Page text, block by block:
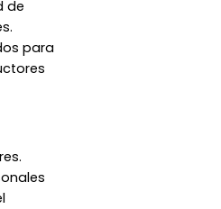
de
para